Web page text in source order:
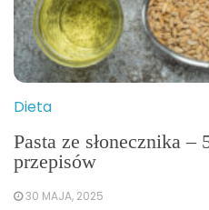
Dieta
Pasta ze słonecznika –
przepisów
30 MAJA, 2025